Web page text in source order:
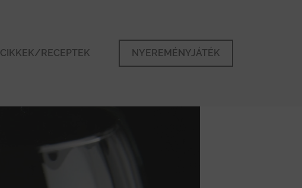
CIKKEK/RECEPTEK NYEREMÉNYJÁTÉK